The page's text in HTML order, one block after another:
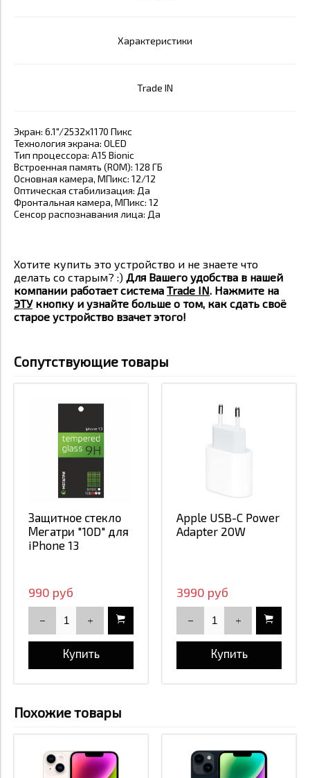
Характеристики
Trade IN
Экран: 6.1"/2532x1170 Пикс
Технология экрана: OLED
Тип процессора: A15 Bionic
Встроенная память (ROM): 128 ГБ
Основная камера, МПикс: 12/12
Оптическая стабилизация: Да
Фронтальная камера, МПикс: 12
Сенсор распознавания лица: Да
Хотите купить это устройство и не знаете что
делать со старым? :) Для Вашего удобства в нашей
компании работает система Trade IN. Нажмите на
ЭТУкнопку и узнайте больше о том, как сдать своё
старое устройство взачет этого!
Сопутствующие товары
Защитное стекло
Мегатри "10D" для
iPhone 13
990 руб
Купить
Apple USB-C Power
Adapter 20W
3990 руб
Купить
Похожие товары